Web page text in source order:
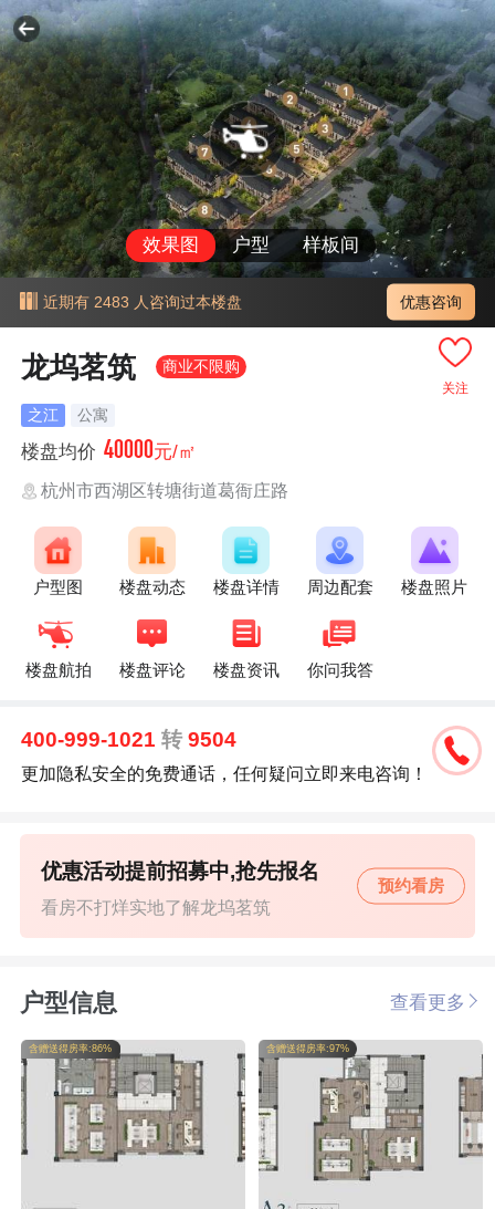
效果图 户型 样板间
近期有 2483 人咨询过本楼盘 优惠咨询
关注
龙坞茗筑 商业不限购
之江 公寓
楼盘均价 40000元/㎡
杭州市西湖区转塘街道葛衙庄路
户型图 楼盘动态 楼盘详情 周边配套 楼盘照片
楼盘航拍 楼盘评论 楼盘资讯 你问我答
400-999-1021转 9504
更加隐私安全的免费通话，任何疑问立即来电咨询！
看房不打烊实地了解龙坞茗筑
优惠活动提前招募中,抢先报名
预约看房
户型信息 查看更多
含赠送得房率:86% 含赠送得房率:97%